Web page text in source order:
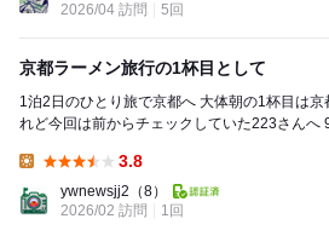
2026/04 訪問
5回
京都ラーメン旅行の1杯目として
1泊2日のひとり旅で京都へ 大体朝の1杯目は京都駅近くでいただくのだけ
れど今回は前からチェックしていた223さんへ 9:20ごろに到着したが平日
3.8
ywnewsjj2 （8）
2026/02 訪問
1回